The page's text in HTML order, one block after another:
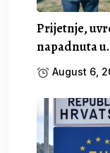
Prijetnje,
napadnuta u.
August 6,